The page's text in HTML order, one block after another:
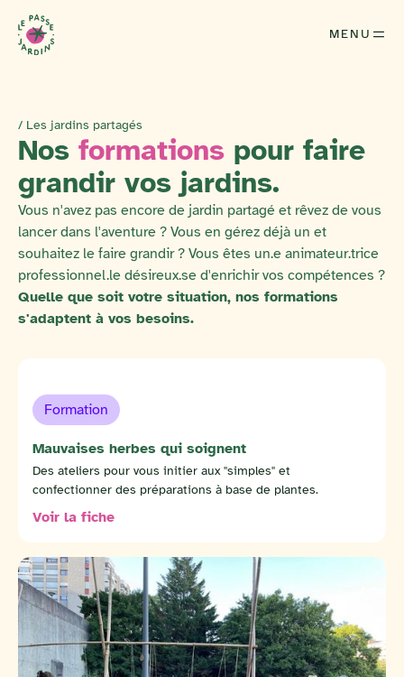
MENU
/ Les jardins partagés
Nos formations pour faire
grandir vos jardins.
Vous n'avez pas encore de jardin partagé et rêvez de vous
lancer dans l'aventure ? Vous en gérez déjà un et
souhaitez le faire grandir ? Vous êtes un.e animateur.trice
professionnel.le désireux.se d'enrichir vos compétences ?
Quelle que soit votre situation, nos formations
s'adaptent à vos besoins.
Formation
Mauvaises herbes qui soignent
Des ateliers pour vous initier aux "simples" et
confectionner des préparations à base de plantes.
Voir la fiche